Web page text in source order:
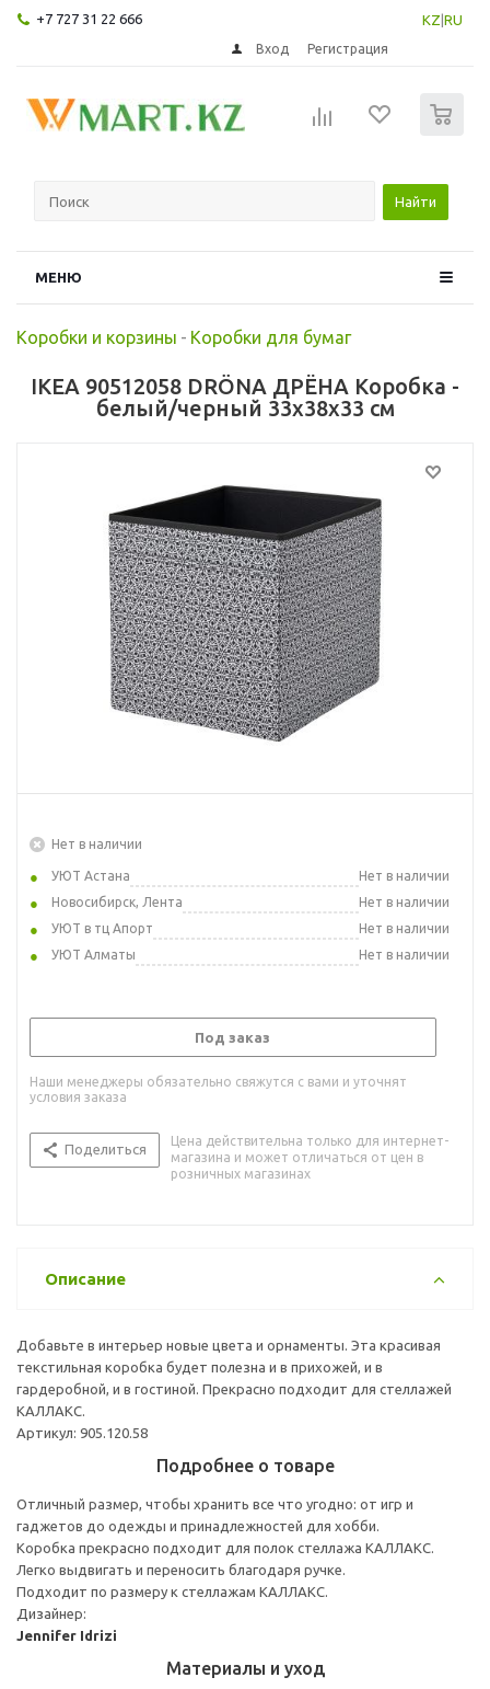
+7 727 31 22 666 KZ RU
Вход Регистрация
Найти
МЕНЮ
Коробки и корзины - Коробки для бумаг
IKEA 90512058 DRÖNA ДРЁНА Коробка -
белый/черный 33x38x33 см
Нет в наличии
УЮТ Астана
Нет в наличии
Новосибирск, Лента
Нет в наличии
УЮТ в тц Апорт
Нет в наличии
УЮТ Алматы
Нет в наличии
Под заказ
Наши менеджеры обязательно свяжутся с вами и уточнят
условия заказа
Поделиться
Цена действительна только для интернет-
магазина и может отличаться от цен в
розничных магазинах
Описание
Добавьте в интерьер новые цвета и орнаменты. Эта красивая
текстильная коробка будет полезна и в прихожей, и в
гардеробной, и в гостиной. Прекрасно подходит для стеллажей
КАЛЛАКС.
Артикул: 905.120.58
Подробнее о товаре
Отличный размер, чтобы хранить все что угодно: от игр и
гаджетов до одежды и принадлежностей для хобби.
Коробка прекрасно подходит для полок стеллажа КАЛЛАКС.
Легко выдвигать и переносить благодаря ручке.
Подходит по размеру к стеллажам КАЛЛАКС.
Дизайнер:
Jennifer Idrizi
Материалы и уход